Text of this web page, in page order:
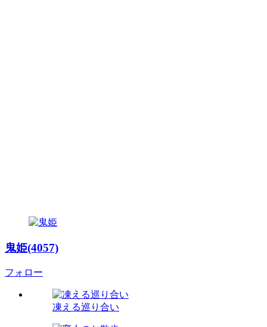
鬼姫(4057)
フォロー
凍える巡り合い